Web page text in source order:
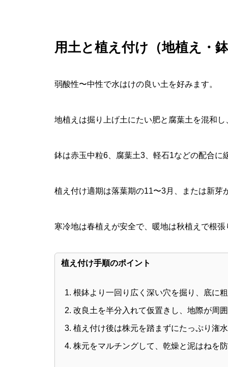
用土と植え付け（地植え・
弱酸性〜中性で水はけの良い土を好みます。
地植えは掘り上げ土にたい肥と腐葉土を混和
鉢は赤玉中粒6、腐葉土3、軽石1などの配合に
植え付け適期は落葉期の11〜3月、または新芽
寒冷地は春植えが安全で、暖地は秋植えで根
植え付け手順のポイント
根鉢より一回り広く深い穴を掘り、底に
改良土を半分入れて仮置きし、地際が周
植え付け後は株元を踏まずにたっぷり潅
株元をマルチングして、乾燥と泥はねを